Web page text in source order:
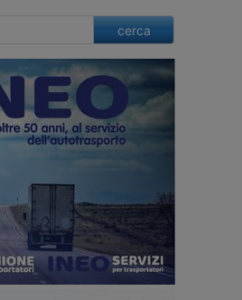
cerca